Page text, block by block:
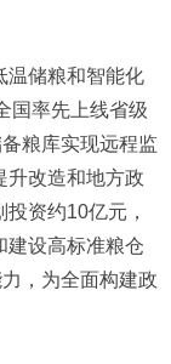
温储粮和智能化
国率先上线省级
粮库实现远程监
升改造和地方政
资约10亿元，
建设高标准粮仓
，为全面构建政